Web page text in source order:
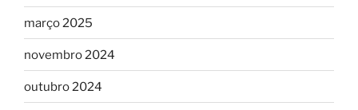
março 2025
novembro 2024
outubro 2024